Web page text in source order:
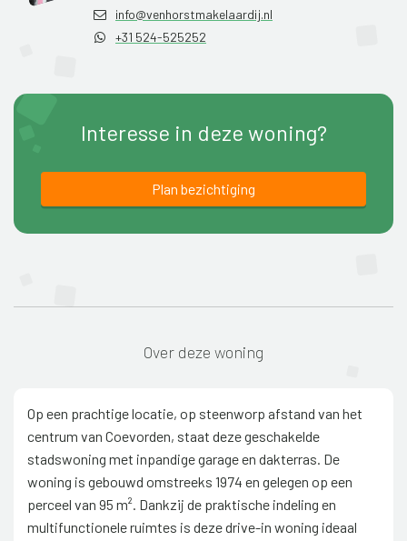
info@venhorstmakelaardij.nl
+31 524-525252
Interesse in deze woning?
Plan bezichtiging
Over deze woning
Op een prachtige locatie, op steenworp afstand van het
centrum van Coevorden, staat deze geschakelde
stadswoning met inpandige garage en dakterras. De
woning is gebouwd omstreeks 1974 en gelegen op een
perceel van 95 m². Dankzij de praktische indeling en
multifunctionele ruimtes is deze drive-in woning ideaal